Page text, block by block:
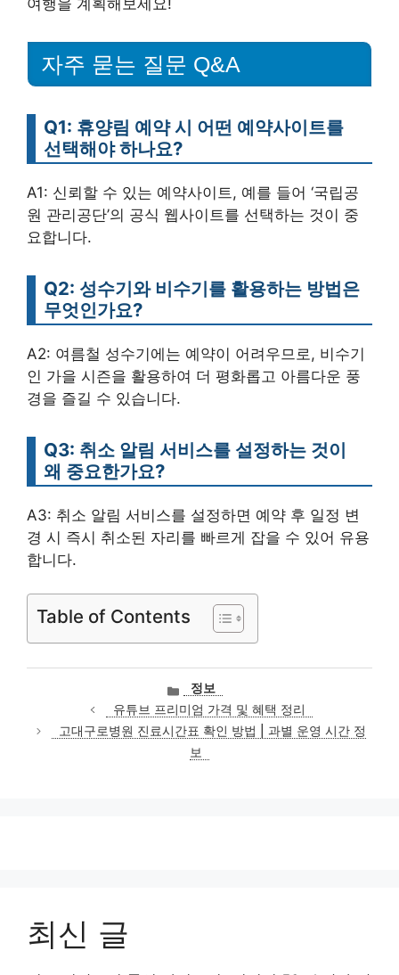
여행을 계획해보세요!
자주 묻는 질문 Q&A
Q1: 휴양림 예약 시 어떤 예약사이트를
선택해야 하나요?
A1: 신뢰할 수 있는 예약사이트, 예를 들어 ‘국립공
원 관리공단’의 공식 웹사이트를 선택하는 것이 중
요합니다.
Q2: 성수기와 비수기를 활용하는 방법은
무엇인가요?
A2: 여름철 성수기에는 예약이 어려우므로, 비수기
인 가을 시즌을 활용하여 더 평화롭고 아름다운 풍
경을 즐길 수 있습니다.
Q3: 취소 알림 서비스를 설정하는 것이
왜 중요한가요?
A3: 취소 알림 서비스를 설정하면 예약 후 일정 변
경 시 즉시 취소된 자리를 빠르게 잡을 수 있어 유용
합니다.
Table of Contents
카
테
고
리
정보
유튜브 프리미엄 가격 및 혜택 정리
고대구로병원 진료시간표 확인 방법 | 과별 운영 시간 정
보
최신 글